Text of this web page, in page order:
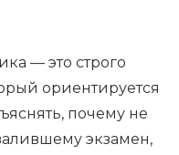
— это строго
ориентируется
почему не
экзамен,